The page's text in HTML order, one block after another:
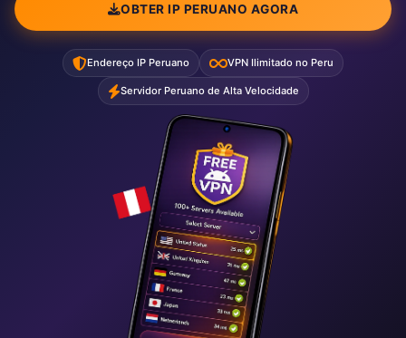
OBTER IP PERUANO AGORA
Endereço IP Peruano VPN Ilimitado no Peru
Servidor Peruano de Alta Velocidade